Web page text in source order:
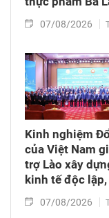
07/08/2026
Kinh nghiệm
của Việt Nam
trợ Lào xây
kinh tế độc
07/08/2026